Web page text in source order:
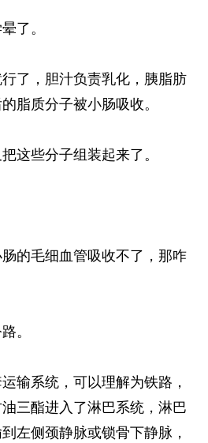
了。
了，胆汁负责乳化，胰脂肪
脂质分子被小肠吸收。
这些分子组装起来了。
的毛细血管吸收不了，那咋
。
输系统，可以理解为铁路，
三酯进入了淋巴系统，淋巴
左侧颈静脉或锁骨下静脉，